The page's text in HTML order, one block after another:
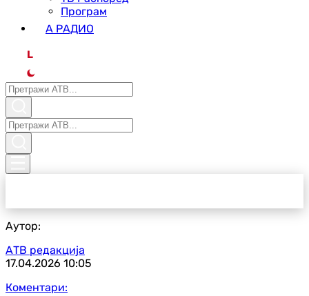
Програм
А РАДИО
L
Аутор:
АТВ редакција
17.04.2026 10:05
Коментари: